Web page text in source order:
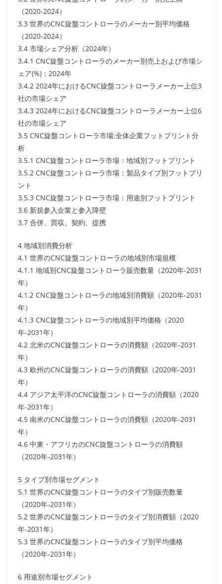
（2020-2024）
3.3 世界のCNC旋盤コントローラのメーカー別平均価格
（2020-2024）
3.4 市場シェア分析（2024年）
3.4.1 CNC旋盤コントローラのメーカー別売上および市場シ
ェア(%)：2024年
3.4.2 2024年におけるCNC旋盤コントローラメーカー上位3
社の市場シェア
3.4.3 2024年におけるCNC旋盤コントローラメーカー上位6
社の市場シェア
3.5 CNC旋盤コントローラ市場:全体企業フットプリント分
析
3.5.1 CNC旋盤コントローラ市場：地域別フットプリント
3.5.2 CNC旋盤コントローラ市場：製品タイプ別フットプリ
ント
3.5.3 CNC旋盤コントローラ市場：用途別フットプリント
3.6 新規参入企業と参入障壁
3.7 合併、買収、契約、提携
4 地域別消費分析
4.1 世界のCNC旋盤コントローラの地域別市場規模
4.1.1 地域別CNC旋盤コントローラ販売数量（2020年-2031
年）
4.1.2 CNC旋盤コントローラの地域別消費額（2020年-2031
年）
4.1.3 CNC旋盤コントローラの地域別平均価格（2020
年-2031年）
4.2 北米のCNC旋盤コントローラの消費額（2020年-2031
年）
4.3 欧州のCNC旋盤コントローラの消費額（2020年-2031
年）
4.4 アジア太平洋のCNC旋盤コントローラの消費額（2020
年-2031年）
4.5 南米のCNC旋盤コントローラの消費額（2020年-2031
年）
4.6 中東・アフリカのCNC旋盤コントローラの消費額
（2020年-2031年）
5 タイプ別市場セグメント
5.1 世界のCNC旋盤コントローラのタイプ別販売数量
（2020年-2031年）
5.2 世界のCNC旋盤コントローラのタイプ別消費額（2020
年-2031年）
5.3 世界のCNC旋盤コントローラのタイプ別平均価格
（2020年-2031年）
6 用途別市場セグメント